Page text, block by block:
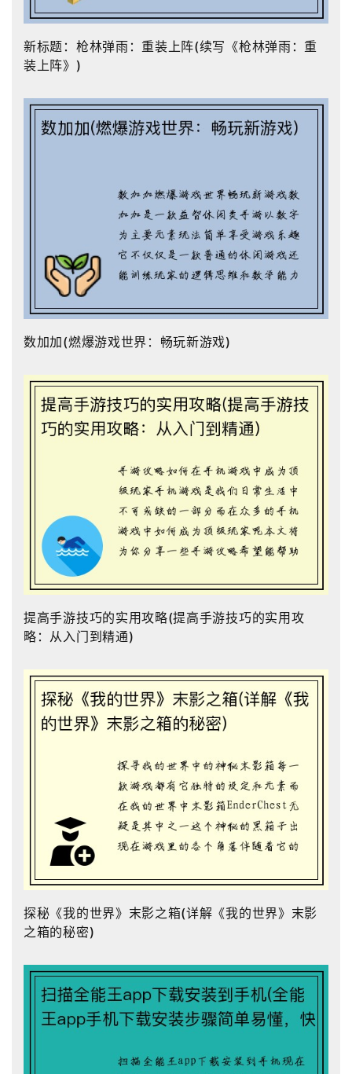
新标题：枪林弹雨：重装上阵(续写《枪林弹雨：重
装上阵》)
数加加(燃爆游戏世界：畅玩新游戏)
提高手游技巧的实用攻略(提高手游技巧的实用攻
略：从入门到精通)
探秘《我的世界》末影之箱(详解《我的世界》末影
之箱的秘密)